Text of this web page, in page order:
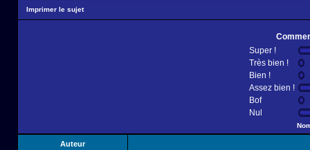
Imprimer le sujet
Super !
Très bien !
Bien !
Assez bien !
Bof
Nul
Auteur